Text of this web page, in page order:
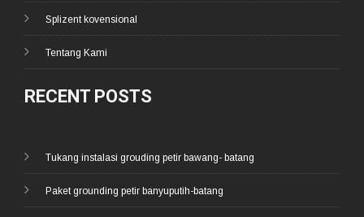
Splizent kovensional
Tentang Kami
RECENT POSTS
Tukang instalasi grouding petir bawang- batang
Paket grounding petir banyuputih-batang